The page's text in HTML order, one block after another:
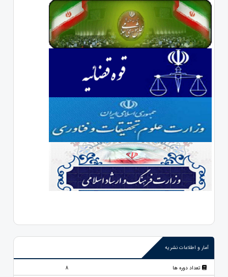
آمار و اطلاعات نشریه
تعداد دوره ها
8